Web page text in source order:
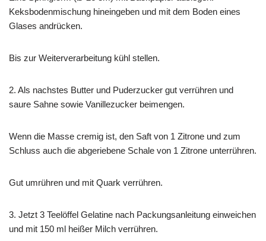
Keksbodenmischung hineingeben und mit dem Boden eines
Glases andrücken.
Bis zur Weiterverarbeitung kühl stellen.
2. Als nachstes Butter und Puderzucker gut verrühren und
saure Sahne sowie Vanillezucker beimengen.
Wenn die Masse cremig ist, den Saft von 1 Zitrone und zum
Schluss auch die abgeriebene Schale von 1 Zitrone unterrühren.
Gut umrühren und mit Quark verrühren.
3. Jetzt 3 Teelöffel Gelatine nach Packungsanleitung einweichen
und mit 150 ml heißer Milch verrühren.